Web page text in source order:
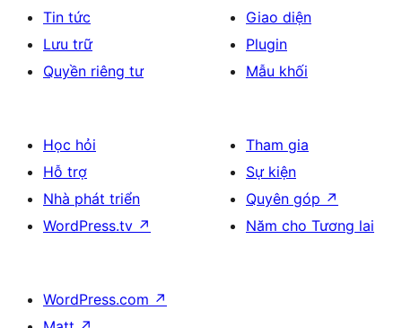
Tin tức
Lưu trữ
Quyền riêng tư
Giao diện
Plugin
Mẫu khối
Học hỏi
Hỗ trợ
Nhà phát triển
WordPress.tv ↗
Tham gia
Sự kiện
Quyên góp ↗
Năm cho Tương lai
WordPress.com ↗